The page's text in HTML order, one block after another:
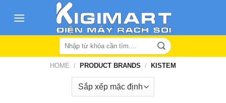
Search
HOME / PRODUCT BRANDS / KISTEM